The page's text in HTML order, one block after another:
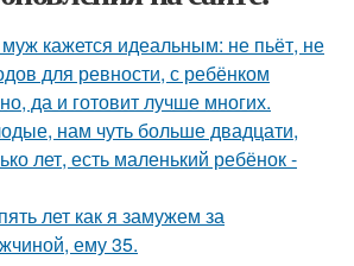
кажется идеальным: не пьёт, не
для ревности, с ребёнком
да и готовит лучше многих.
нам чуть больше двадцати,
лет, есть маленький ребёнок -
лет как я замужем за
ему 35.